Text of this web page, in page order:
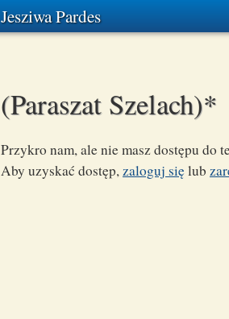
Jesziwa Pardes
(Paraszat Szelach)*
Przykro nam, ale nie masz dostępu do
Aby uzyskać dostęp,zaloguj sięlub